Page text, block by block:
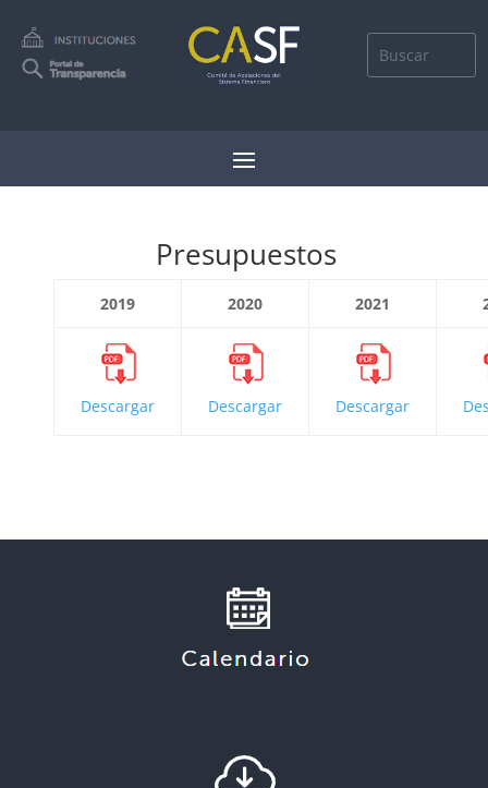
Presupuestos
2019 2020 2021
Descargar Descargar Descargar